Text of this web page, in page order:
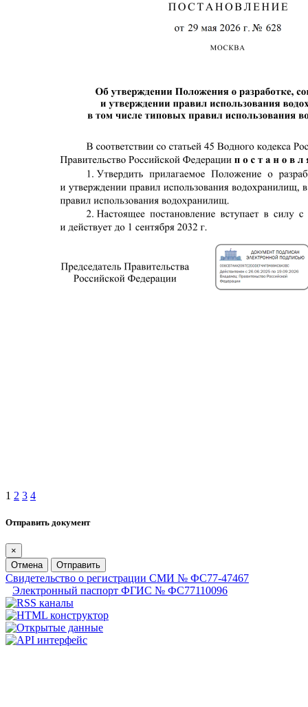
1 2 3 4
Отправить документ
×
Отмена
Отправить
Свидетельство о регистрации СМИ № ФС77-47467
Электронный паспорт ФГИС № ФС77110096